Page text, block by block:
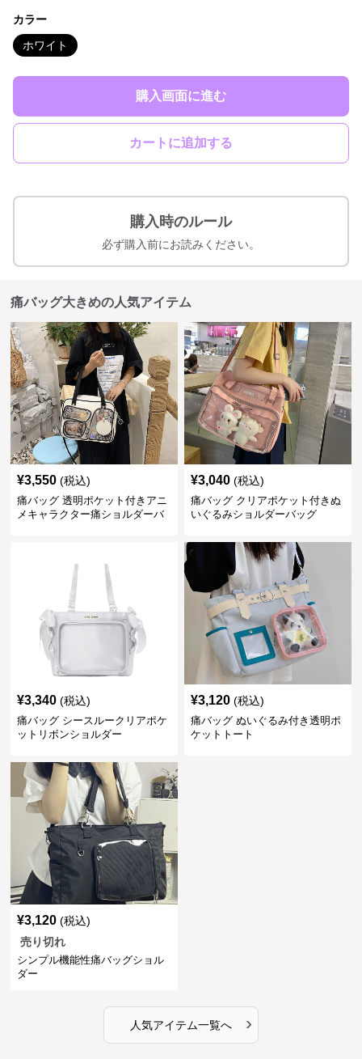
カラー
ホワイト
購入画面に進む
カートに追加する
購入時のルール
必ず購入前にお読みください。
痛バッグ大きめの人気アイテム
¥3,550 (税込)
痛バッグ 透明ポケット付きアニ
メキャラクター痛ショルダーバ
¥3,040 (税込)
痛バッグ クリアポケット付きぬ
いぐるみショルダーバッグ
¥3,340 (税込)
痛バッグ シースルークリアポケ
ットリボンショルダー
¥3,120 (税込)
痛バッグ ぬいぐるみ付き透明ポ
ケットトート
¥3,120 (税込)
売り切れ
シンプル機能性痛バッグショル
ダー
人気アイテム一覧へ ›